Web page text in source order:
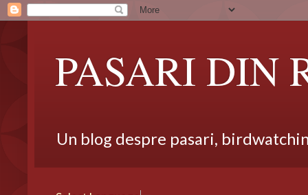
PASARI DIN
Un blog despre pasari,